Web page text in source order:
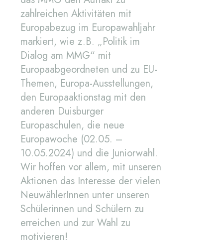
zahlreichen Aktivitäten mit
Europabezug im Europawahljahr
markiert, wie z.B. „Politik im
Dialog am MMG“ mit
Europaabgeordneten und zu EU-
Themen, Europa-Ausstellungen,
den Europaaktionstag mit den
anderen Duisburger
Europaschulen, die neue
Europawoche (02.05. –
10.05.2024) und die Juniorwahl.
Wir hoffen vor allem, mit unseren
Aktionen das Interesse der vielen
NeuwählerInnen unter unseren
Schülerinnen und Schülern zu
erreichen und zur Wahl zu
motivieren!